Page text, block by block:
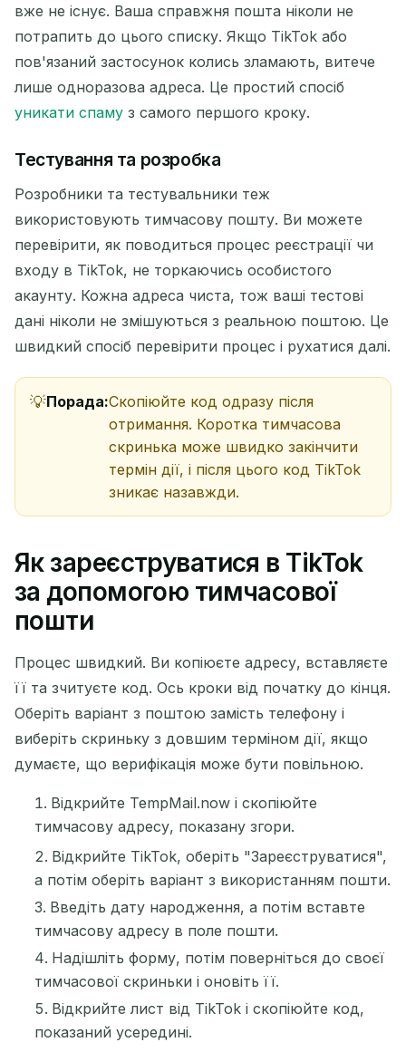
Оновити
вже не існує. Ваша справжня пошта ніколи не
потрапить до цього списку. Якщо TikTok або
пов'язаний застосунок колись зламають, витече
лише одноразова адреса. Це простий спосіб
уникати спаму з самого першого кроку.
Тестування та розробка
Розробники та тестувальники теж
використовують тимчасову пошту. Ви можете
перевірити, як поводиться процес реєстрації чи
входу в TikTok, не торкаючись особистого
акаунту. Кожна адреса чиста, тож ваші тестові
дані ніколи не змішуються з реальною поштою. Це
швидкий спосіб перевірити процес і рухатися далі.
Порада:Скопіюйте код одразу після
отримання. Коротка тимчасова
скринька може швидко закінчити
термін дії, і після цього код TikTok
зникає назавжди.
Як зареєструватися в TikTok
за допомогою тимчасової
пошти
Процес швидкий. Ви копіюєте адресу, вставляєте
її та зчитуєте код. Ось кроки від початку до кінця.
Оберіть варіант з поштою замість телефону і
виберіть скриньку з довшим терміном дії, якщо
думаєте, що верифікація може бути повільною.
Відкрийте TempMail.now і скопіюйте
тимчасову адресу, показану згори.
Відкрийте TikTok, оберіть "Зареєструватися",
а потім оберіть варіант з використанням пошти.
Введіть дату народження, а потім вставте
тимчасову адресу в поле пошти.
Надішліть форму, потім поверніться до своєї
тимчасової скриньки і оновіть її.
Відкрийте лист від TikTok і скопіюйте код,
показаний усередині.